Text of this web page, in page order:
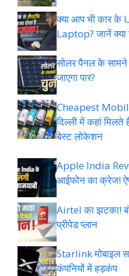
क्या आप भी कार के
Laptop? जानें क्या
सोलर पैनल के सामने
जाएगा पार?
Cheapest
दिल्ली में कहां
बेस्ट लोकेशन
Apple India
आईफोन का क्रेज!
Airtel का झटका!
प्रीपेड प्लान
Starlink मोबाइल
कंपनियों में हड़कंप